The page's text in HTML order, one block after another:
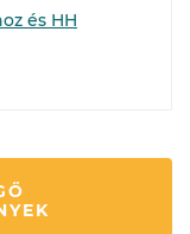
és HH